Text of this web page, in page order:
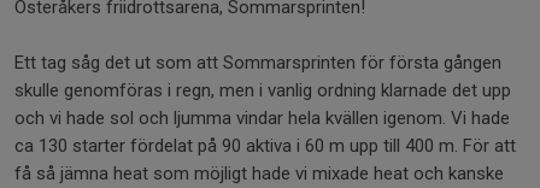
Österåkers friidrottsarena, Sommarsprinten!
Ett tag såg det ut som att Sommarsprinten för första gången
skulle genomföras i regn, men i vanlig ordning klarnade det upp
och vi hade sol och ljumma vindar hela kvällen igenom. Vi hade
ca 130 starter fördelat på 90 aktiva i 60 m upp till 400 m. För att
få så jämna heat som möjligt hade vi mixade heat och kanske